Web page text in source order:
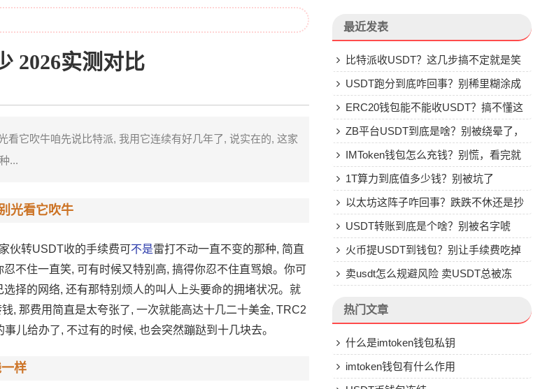
2026实测对比
看它吹牛咱先说比特派, 我用它连续有好几年了, 说实在的, 这家
...
光看它吹牛
伙转USDT收的手续费可不是雷打不动一直不变的那种, 简直
不住一直笑, 可有时候又特别高, 搞得你忍不住直骂娘。你可
择的网络, 还有那特别烦人的叫人上头要命的拥堵状况。就
, 那费用简直是太夸张了, 一次就能高达十几二十美金, TRC2
儿给办了, 不过有的时候, 也会突然蹦跶到十几块去。
样
最近发表
比特派收USDT？这几步搞不定就是笑
话USDT跑分到底咋回事？别稀里糊涂成
了帮凶
ERC20钱包能不能收USDT？搞不懂这
些别乱转
ZB平台USDT到底是啥？别被绕晕了，
说点大实话
IMToken钱包怎么充钱？别慌，看完就
会1T算力到底值多少钱？别被坑了
以太坊这阵子咋回事？跌跌不休还是抄
底机会？
USDT转账到底是个啥？别被名字唬
住，一文说透
火币提USDT到钱包？别让手续费吃掉
你的钱
卖usdt怎么规避风险 卖USDT总被冻
热门文章
什么是imtoken钱包私钥
imtoken钱包有什么作用